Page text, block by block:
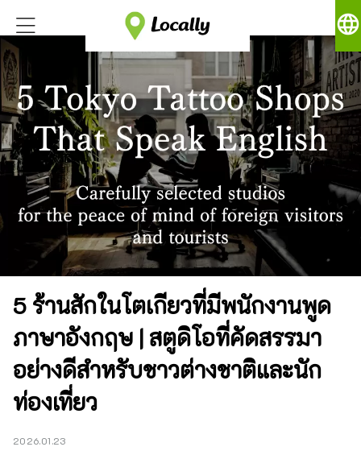
language
5 ร้านสักในโตเกียวที่มีพนักงานพูด
ภาษาอังกฤษ | สตูดิโอที่คัดสรรมา
อย่างดีสำหรับชาวต่างชาติและนัก
ท่องเที่ยว
2026.01.23